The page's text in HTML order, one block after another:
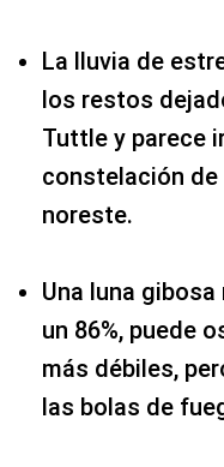
La lluvia de
los restos
Tuttle y parece
constelación de
noreste.
Una luna
un 86%, puede
más débiles,
las bolas de